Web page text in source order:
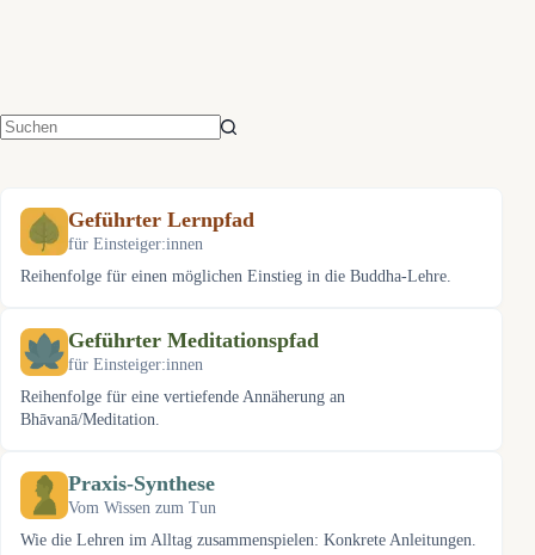
Geführter Lernpfad
für Einsteiger:innen
Reihenfolge für einen möglichen Einstieg in die Buddha-Lehre.
Geführter Meditationspfad
für Einsteiger:innen
Reihenfolge für eine vertiefende Annäherung an
Bhāvanā/Meditation.
Praxis-Synthese
Vom Wissen zum Tun
Wie die Lehren im Alltag zusammenspielen: Konkrete Anleitungen.